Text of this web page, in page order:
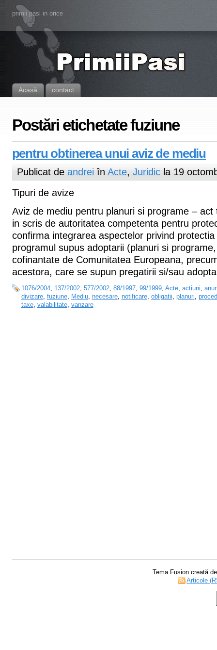
primii pasi in orice
Acasă contact
Postări etichetate fuziune
pentru obtinerea unui aviz de mediu
Publicat de andreiîn Acte, Juridicla 19
Tipuri de avize
Aviz de mediu pentru planuri si programe – act
in scris de autoritatea competenta pentru
confirma integrarea aspectelor privind
programul supus adoptarii (planuri si
cofinantate de Comunitatea Europeana,
acestora, care se supun pregatirii si/sau
1076/2004, 137/2002, 577/2002, 88/1997, 99/1999, Acte, actiuni,
divizare, fuziune, Mediu, necesare, notificare, obligatii, planuri,
taxe, valabilitate, vanzare
Tema Fusion creată
Articole